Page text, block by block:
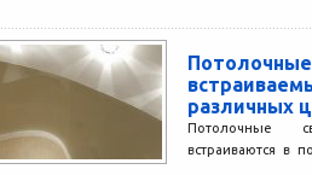
различных
Потолочные
встраиваются в